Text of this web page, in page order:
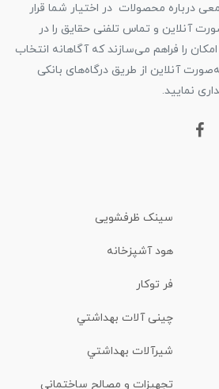
درباره محصولات در اختیار شما قرار
آنلاین و تماس تلفنی حقایق را در
را فراهم می‌سازند که آگاهانه انتخاب
آنلاین از طریق درگاه‌های بانکی
نمایید.
سینک ظرفشویی
هود آشپزخانه
فر توکار
چینی آلات بهداشتي
شیرآلات بهداشتي
تجهیزات و مصالح ساختمانی